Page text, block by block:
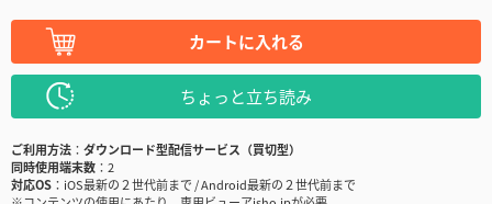
カートに入れる
ちょっと立ち読み
ご利用方法
ダウンロード型配信サービス（買切型）
同時使用端末数
2
対応OS
iOS最新の２世代前まで / Android最新の２世代前まで